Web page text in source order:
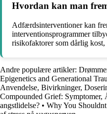
Hvordan kan man
Adfærdsinterventioner kan
interventionsprogrammer
risikofaktorer som dårlig
Andre populære artikler:
Epigenetics and Generational
Anvendelse, Bivirkninger,
Compounded Grief: Symptomer,
angstlidelse? • Why You